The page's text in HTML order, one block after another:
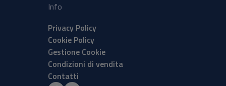
Info
Privacy Policy
Cookie Policy
Gestione Cookie
Condizioni di vendita
Contatti